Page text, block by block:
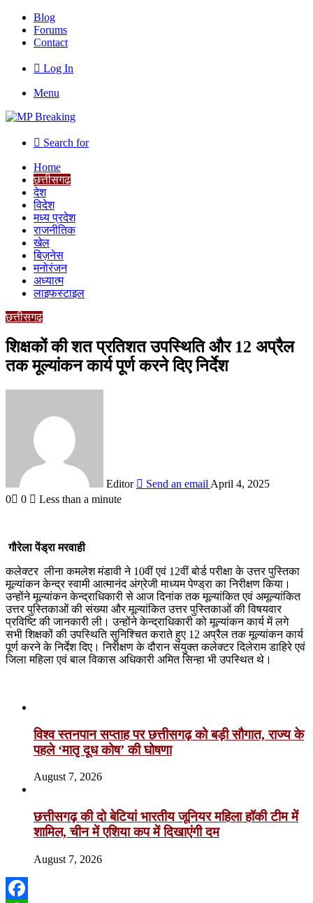
Blog
Forums
Contact
Log In
Menu
Search for
Home
छत्तीसगढ
देश
विदेश
मध्य प्रदेश
राजनीतिक
खेल
बिज़नेस
मनोरंजन
अध्यात्म
लाइफस्टाइल
छत्तीसगढ
शिक्षकों की शत प्रतिशत उपस्थिति और 12 अप्रैल
तक मूल्यांकन कार्य पूर्ण करने दिए निर्देश
Editor Send an email April 4, 2025
0
0 Less than a minute
गौरेला पेंड्रा मरवाही
कलेक्टर लीना कमलेश मंडावी ने 10वीं एवं 12वीं बोर्ड परीक्षा के उत्तर पुस्तिका
मूल्यांकन केन्द्र स्वामी आत्मानंद अंग्रेजी माध्यम पेण्ड्रा का निरीक्षण किया।
उन्होंने मूल्यांकन केन्द्राधिकारी से आज दिनांक तक मूल्यांकित एवं अमूल्यांकित
उत्तर पुस्तिकाओं की संख्या और मूल्यांकित उत्तर पुस्तिकाओं की विषयवार
प्रविष्टि की जानकारी ली। उन्होंने केन्द्राधिकारी को मूल्यांकन कार्य में लगे
सभी शिक्षकों की उपस्थिति सुनिश्चित कराते हुए 12 अप्रैल तक मूल्यांकन कार्य
पूर्ण करने के निर्देश दिए। निरीक्षण के दौरान संयुक्त कलेक्टर दिलेराम डाहिरे एवं
जिला महिला एवं बाल विकास अधिकारी अमित सिन्हा भी उपस्थित थे।
विश्व स्तनपान सप्ताह पर छत्तीसगढ़ को बड़ी सौगात, राज्य के
पहले ‘मातृ दूध कोष’ की घोषणा
August 7, 2026
छत्तीसगढ़ की दो बेटियां भारतीय जूनियर महिला हॉकी टीम में
शामिल, चीन में एशिया कप में दिखाएंगी दम
August 7, 2026